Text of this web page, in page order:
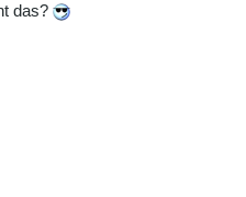
das?